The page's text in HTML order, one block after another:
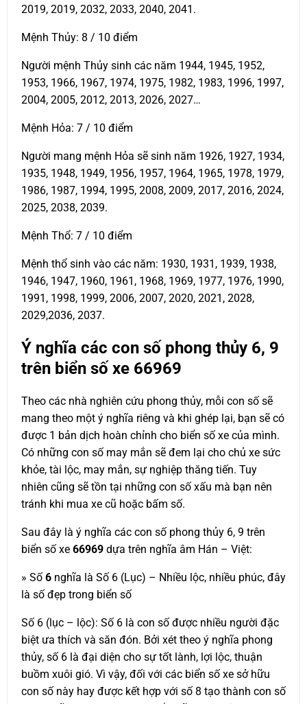
2019, 2019, 2032, 2033, 2040, 2041.
Mệnh Thủy: 8 / 10 điểm
Người mệnh Thủy sinh các năm 1944, 1945, 1952,
1953, 1966, 1967, 1974, 1975, 1982, 1983, 1996, 1997,
2004, 2005, 2012, 2013, 2026, 2027…
Mệnh Hỏa: 7 / 10 điểm
Người mang mệnh Hỏa sẽ sinh năm 1926, 1927, 1934,
1935, 1948, 1949, 1956, 1957, 1964, 1965, 1978, 1979,
1986, 1987, 1994, 1995, 2008, 2009, 2017, 2016, 2024,
2025, 2038, 2039.
Mệnh Thổ: 7 / 10 điểm
Mệnh thổ sinh vào các năm: 1930, 1931, 1939, 1938,
1946, 1947, 1960, 1961, 1968, 1969, 1977, 1976, 1990,
1991, 1998, 1999, 2006, 2007, 2020, 2021, 2028,
2029,2036, 2037.
Ý nghĩa các con số phong thủy 6, 9
trên biển số xe 66969
Theo các nhà nghiên cứu phong thủy, mỗi con số sẽ
mang theo một ý nghĩa riêng và khi ghép lại, bạn sẽ có
được 1 bản dịch hoàn chỉnh cho biển số xe của mình.
Có những con số may mắn sẽ đem lại cho chủ xe sức
khỏe, tài lộc, may mắn, sự nghiệp thăng tiến. Tuy
nhiên cũng sẽ tồn tại những con số xấu mà bạn nên
tránh khi mua xe cũ hoặc bấm số.
Sau đây là ý nghĩa các con số phong thủy 6, 9 trên
biển số xe 66969 dựa trên nghĩa âm Hán – Việt:
» Số6 nghĩa là Số 6 (Lục) – Nhiều lộc, nhiều phúc, đây
là số đẹp trong biển số
Số 6 (lục – lộc): Số 6 là con số được nhiều người đặc
biệt ưa thích và săn đón. Bởi xét theo ý nghĩa phong
thủy, số 6 là đại diện cho sự tốt lành, lợi lộc, thuận
buồm xuôi gió. Vì vậy, đối với các biển số xe sở hữu
con số này hay được kết hợp với số 8 tạo thành con số